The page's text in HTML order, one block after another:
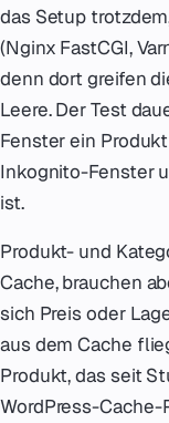
das Setup
(Nginx FastCGI,
denn dort greifen
Leere. Der Test
Fenster ein
Inkognito-Fenster
ist.
Produkt- und
Cache, brauchen
sich Preis oder
aus dem Cache
Produkt, das seit
WordPress-